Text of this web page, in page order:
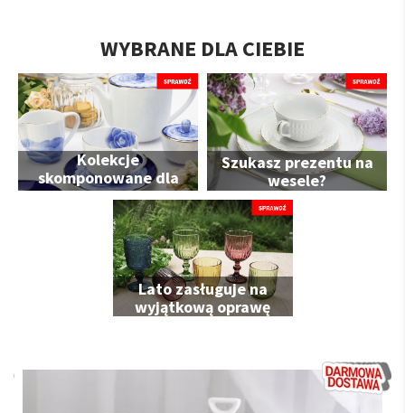
WYBRANE DLA CIEBIE
Kolekcje
skomponowane dla
Ciebie
Szukasz prezentu na
wesele?
Lato zasługuje na
wyjątkową oprawę